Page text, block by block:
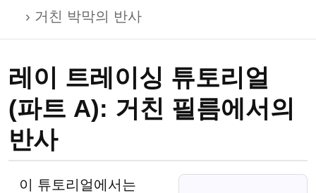
거친 박막의 반사
레이 트레이싱 튜토리얼
(파트 A): 거친 필름에서의
반사
이 튜토리얼에서는